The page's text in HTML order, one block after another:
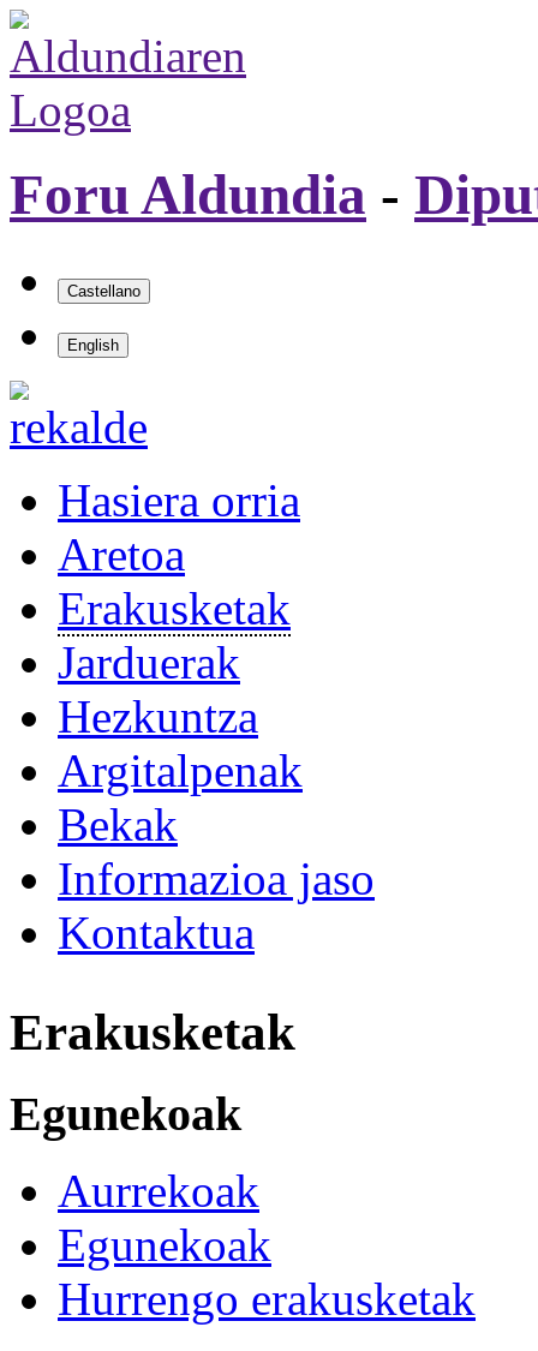
Foru Aldundia -
Hasiera orria
Aretoa
Erakusketak
Jarduerak
Hezkuntza
Argitalpenak
Bekak
Informazioa jaso
Kontaktua
Erakusketak
Egunekoak
Aurrekoak
Egunekoak
Hurrengo erakusketak